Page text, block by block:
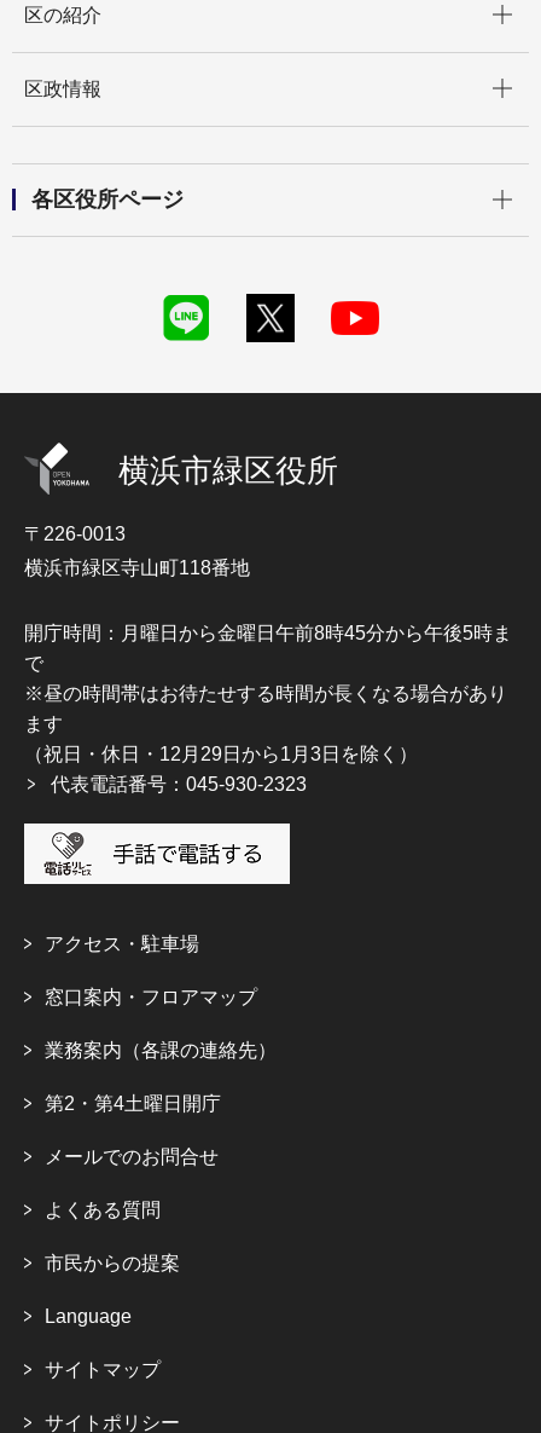
区の紹介
区政情報
各区役所ページ
横浜市緑区役所
〒226-0013
横浜市緑区寺山町118番地
開庁時間：月曜日から金曜日午前8時45分から午後5時ま
で
※昼の時間帯はお待たせする時間が長くなる場合があり
ます
（祝日・休日・12月29日から1月3日を除く）
代表電話番号：045-930-2323
アクセス・駐車場
窓口案内・フロアマップ
業務案内（各課の連絡先）
第2・第4土曜日開庁
メールでのお問合せ
よくある質問
市民からの提案
Language
サイトマップ
サイトポリシー